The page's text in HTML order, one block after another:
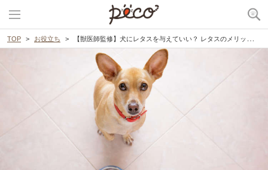
TOP お役立ち 【獣医師監修】犬にレタスを与えていい？ レタスのメリットと注意点について